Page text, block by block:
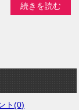
続きを読む
ト(0)